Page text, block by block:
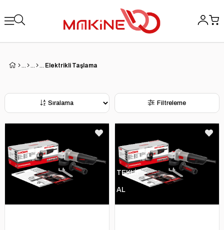
Elektrikli Taşlama
Filtreleme
Sıralama
TEKLİF
AL